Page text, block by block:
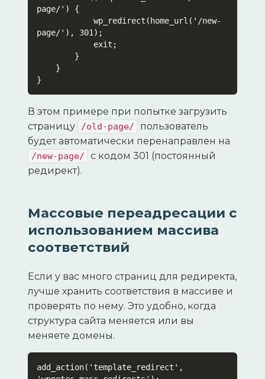
page/') {
page/'), 301);
}
В этом примере при попытке загрузить
страницу
/old-page/
пользователь
будет автоматически перенаправлен на
/new-page/
с кодом 301 (постоянный
редирект).
Массовые переадресации с
использованием массива
соответствий
Если у вас много страниц для редиректа,
лучше хранить соответствия в массиве и
проверять по нему. Это удобно, когда
структура сайта меняется или вы
меняете домены.
add_action('template_redirect',